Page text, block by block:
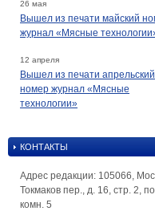
26 мая
Вышел из печати майский
журнал «Мясные
12 апреля
Вышел из печати апрельский
номер журнал «Мясные
технологии»
КОНТАКТЫ
Адрес редакции: 105066,
Токмаков пер., д. 16, стр. 2,
комн. 5